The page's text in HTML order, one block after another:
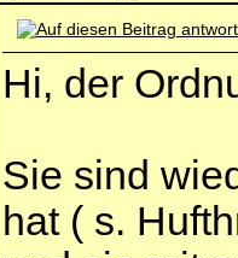
Hi, der
Sie sind
hat ( s.